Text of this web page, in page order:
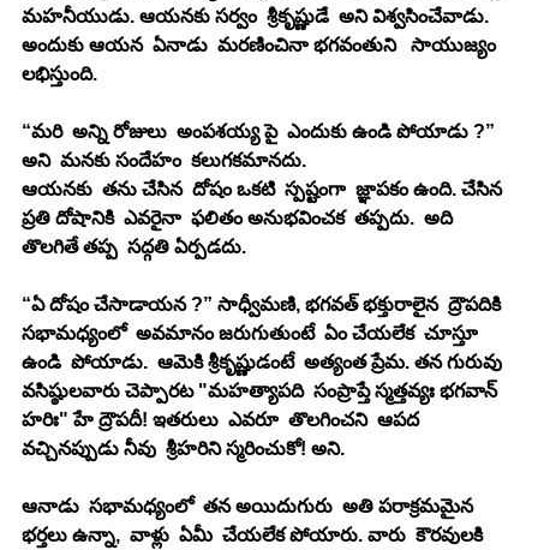
మహనీయుడు. ఆయనకు సర్వం  శ్రీకృష్ణుడే  అని విశ్వసించేవాడు.
అందుకు ఆయన  ఏనాడు  మరణించినా భగవంతుని   సాయుజ్యం
లభిస్తుంది.
“మరి  అన్ని రోజులు  అంపశయ్య పై  ఎందుకు ఉండి పోయాడు ?”
అని  మనకు సందేహం  కలుగకమానదు.
ఆయనకు  తను చేసిన  దోషం ఒకటి  స్పష్టంగా  జ్ఞాపకం ఉంది. చేసిన
ప్రతి దోషానికి  ఎవరైనా  ఫలితం అనుభవించక  తప్పదు.  అది
తొలగితే తప్ప  సద్గతి ఏర్పడదు.
“ఏ దోషం చేసాడాయన ?” సాధ్వీమణి, భగవత్ భక్తురాలైన  ద్రౌపదికి
సభామధ్యంలో  అవమానం జరుగుతుంటే  ఏం చేయలేక  చూస్తూ
ఉండి  పోయాడు.  ఆమెకి శ్రీకృష్ణుడంటే  అత్యంత ప్రేమ. తన గురువు
వసిష్ఠులవారు చెప్పారట "మహత్యాపది  సంప్రాప్తే స్మత్తవ్యః భగవాన్
హరిః" హే ద్రౌపదీ! ఇతరులు  ఎవరూ  తొలగించని  ఆపద
వచ్చినప్పుడు నీవు  శ్రీహరిని స్మరించుకో! అని.
ఆనాడు  సభామధ్యంలో  తన అయిదుగురు  అతి పరాక్రమమైన
భర్తలు ఉన్నా,  వాళ్లు  ఏమీ  చేయలేక పోయారు. వారు  కౌరవులకి